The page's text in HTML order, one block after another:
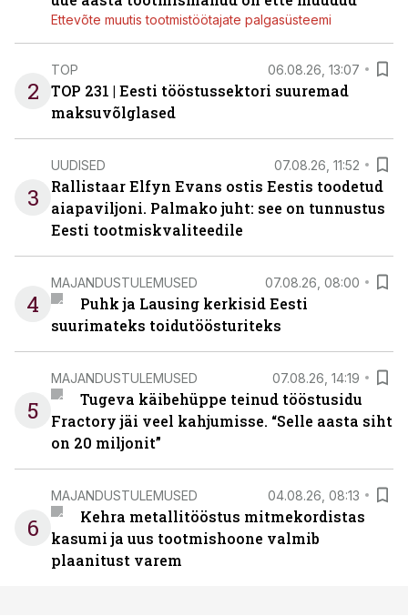
Ettevõte muutis tootmistöötajate palgasüsteemi
2
TOP 06.08.26, 13:07
TOP 231 | Eesti tööstussektori suuremad
maksuvõlglased
3
UUDISED 07.08.26, 11:52
Rallistaar Elfyn Evans ostis Eestis toodetud
aiapaviljoni. Palmako juht: see on tunnustus
Eesti tootmiskvaliteedile
4
MAJANDUSTULEMUSED 07.08.26, 08:00
Puhk ja Lausing kerkisid Eesti
suurimateks toidutöösturiteks
5
MAJANDUSTULEMUSED 07.08.26, 14:19
Tugeva käibehüppe teinud tööstusidu
Fractory jäi veel kahjumisse. “Selle aasta siht
on 20 miljonit”
6
MAJANDUSTULEMUSED 04.08.26, 08:13
Kehra metallitööstus mitmekordistas
kasumi ja uus tootmishoone valmib
plaanitust varem